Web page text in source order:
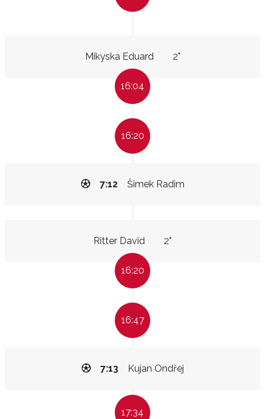
Mikyska Eduard 2"
16:04
16:20
Šimek Radim
7:12
Ritter David 2"
16:20
16:47
Kujan Ondřej
7:13
17:34